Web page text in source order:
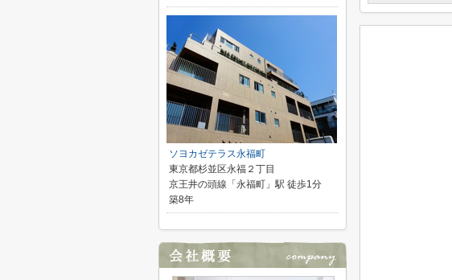
ソヨカゼテラス永福町
東京都杉並区永福２丁目
京王井の頭線「永福町」駅 徒歩1分
築8年